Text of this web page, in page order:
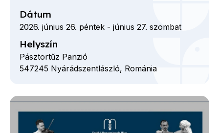
Dátum
2026. június 26. péntek - június 27. szombat
Helyszín
Pásztortűz Panzió
547245 Nyárádszentlászló, Románia